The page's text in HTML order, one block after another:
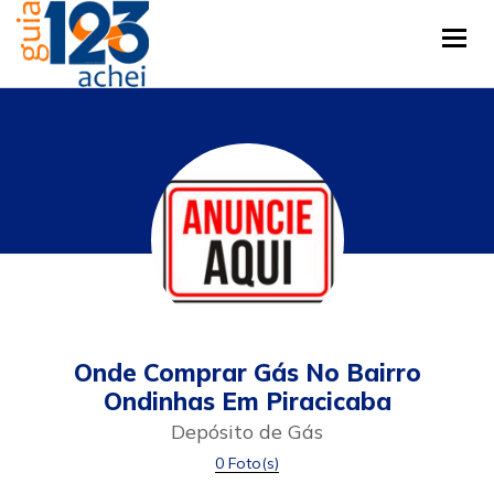
Onde Comprar Gás No Bairro
Ondinhas Em Piracicaba
Depósito de Gás
0 Foto(s)